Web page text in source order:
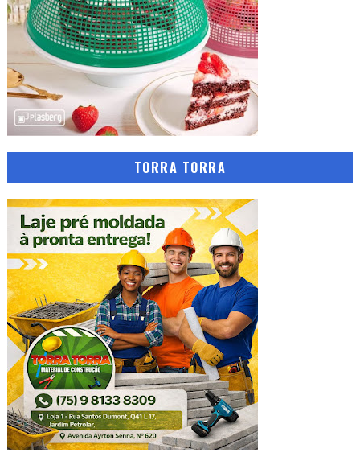
TORRA TORRA